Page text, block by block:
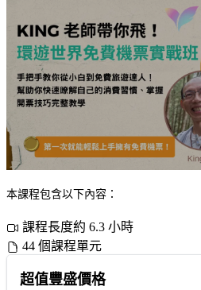
本課程包含以下內容：
課程長度約 6.3 小時
44 個課程單元
超值豐盛價格